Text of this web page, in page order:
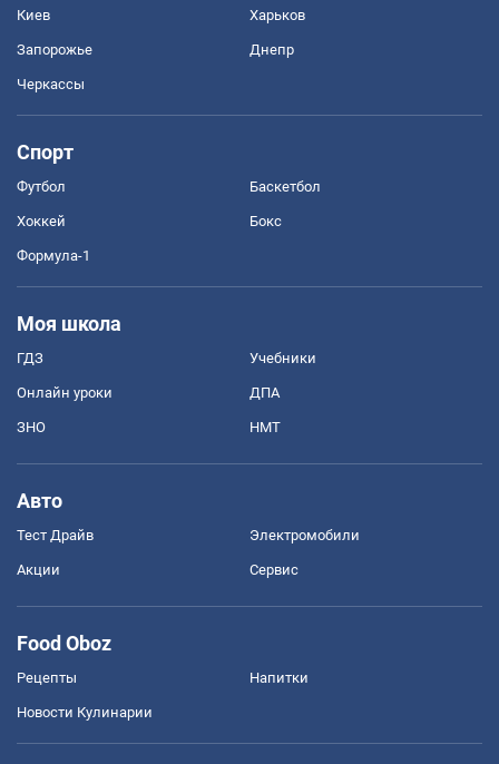
Киев Харьков
Запорожье Днепр
Черкассы
Спорт
Футбол Баскетбол
Хоккей Бокс
Формула-1
Моя школа
ГДЗ Учебники
Онлайн уроки ДПА
ЗНО НМТ
Авто
Тест Драйв Электромобили
Акции Сервис
Food Oboz
Рецепты Напитки
Новости Кулинарии